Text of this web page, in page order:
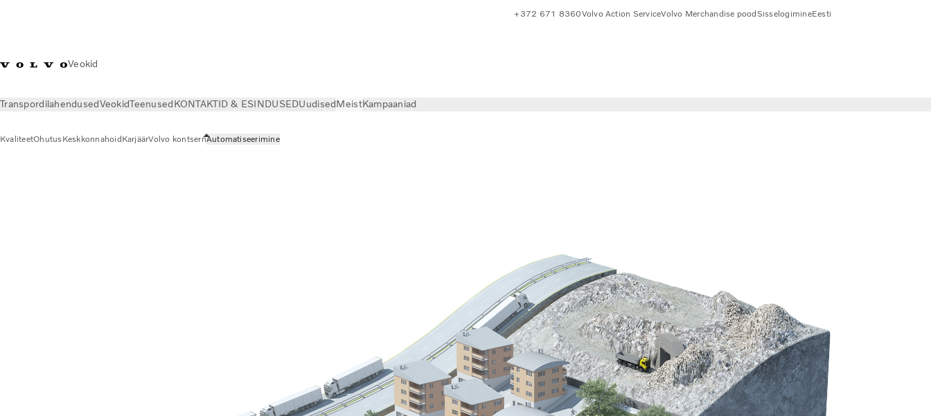
Veokid
+372 671 8360Volvo Action ServiceVolvo Merchandise pood SisselogimineEesti
TranspordilahendusedVeokidTeenusedKONTAKTID & ESINDUSEDUudisedMeistKampaaniad
KvaliteetOhutusKeskkonnahoid KarjäärVolvo kontsernAutomatiseerimine